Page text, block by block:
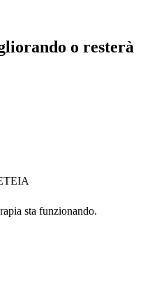
o resterà
sta funzionando.